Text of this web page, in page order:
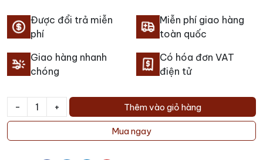
Được đổi trả miễn
phí
Miễn phí giao hàng
toàn quốc
Giao hàng nhanh
chóng
Có hóa đơn VAT
điện tử
-
Rượu
Santa
+ Thêm vào giỏ hàng
Mua ngay